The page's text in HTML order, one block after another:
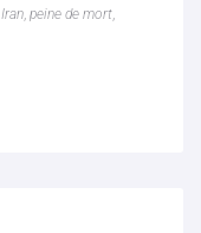
Iran peine de mort